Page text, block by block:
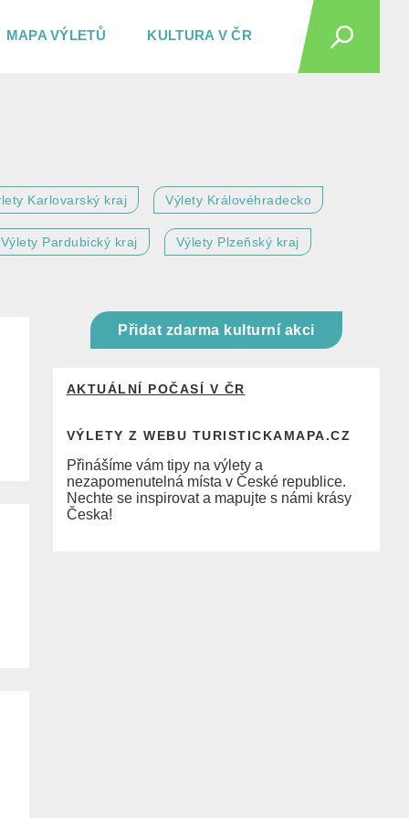
KULTURA V ČR
MAPA VÝLETŮ
Karlovarský kraj Výlety Královéhradecko
Výlety Pardubický kraj Výlety Plzeňský kraj
Přidat zdarma kulturní akci
AKTUÁLNÍ POČASÍ V ČR
VÝLETY Z WEBU TURISTICKAMAPA.CZ
Přinášíme vám tipy na výlety a
nezapomenutelná místa v České republice.
Nechte se inspirovat a mapujte s námi krásy
Česka!